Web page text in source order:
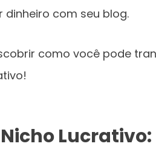
com seu blog.
como você pode
Lucrativo: